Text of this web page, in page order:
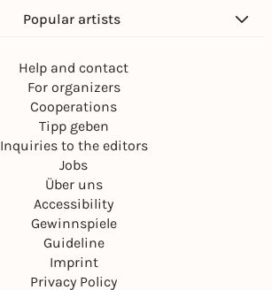
Popular artists
Help and contact
For organizers
Cooperations
Tipp geben
Inquiries to the editors
Jobs
Über uns
Accessibility
Gewinnspiele
Guideline
Imprint
Privacy Policy